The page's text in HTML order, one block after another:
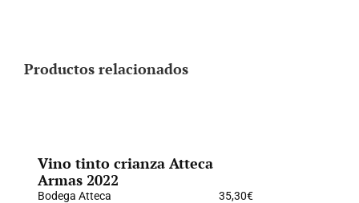
Productos relacionados
Vino tinto crianza Atteca
Armas 2022
Bodega Atteca 35,30€